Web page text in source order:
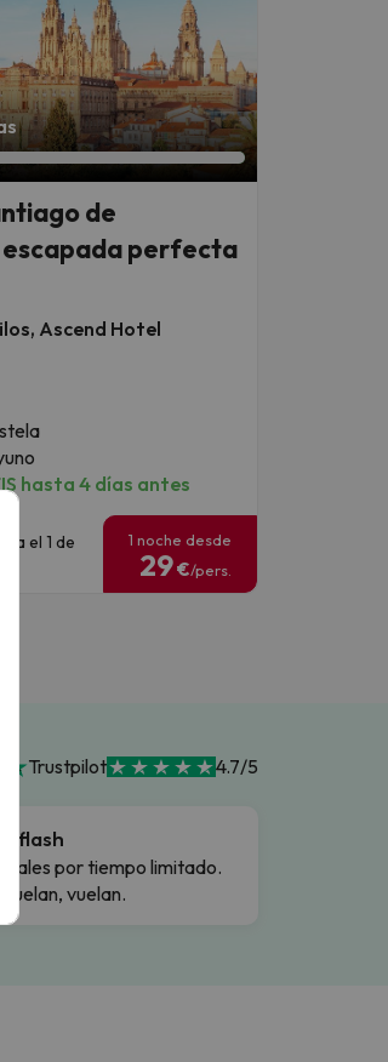
de
perfecta
Ascend Hotel
hasta 4 días antes
el 1 de
1 noche desde
29€/pers.
Trustpilot 4.7/5
flash
por tiempo limitado.
vuelan, vuelan.